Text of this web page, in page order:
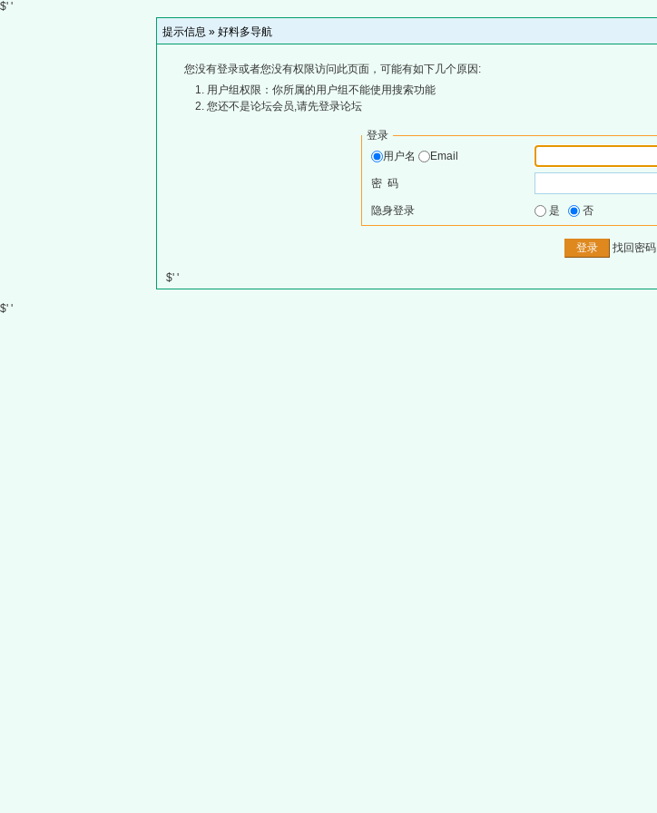
$' '
提示信息 » 好料多导航
您没有登录或者您没有权限访问此页面，可能有如下几个原因:
用户组权限：你所属的用户组不能使用搜索功能
您还不是论坛会员,请先登录论坛
登录
用户名
Email
密 码
隐身登录 是 否
找回密码
$' '
$' '